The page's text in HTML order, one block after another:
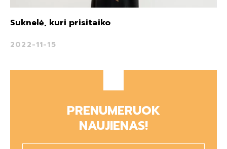
Suknelė, kuri prisitaiko
2022-11-15
PRENUMERUOK
NAUJIENAS!